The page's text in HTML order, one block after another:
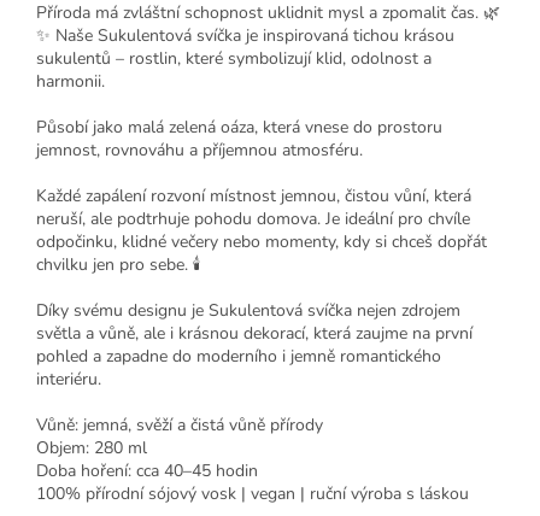
Příroda má zvláštní schopnost uklidnit mysl a zpomalit čas. 🌿
✨ Naše Sukulentová svíčka je inspirovaná tichou krásou
sukulentů – rostlin, které symbolizují klid, odolnost a
harmonii.
Působí jako malá zelená oáza, která vnese do prostoru
jemnost, rovnováhu a příjemnou atmosféru.
Každé zapálení rozvoní místnost jemnou, čistou vůní, která
neruší, ale podtrhuje pohodu domova. Je ideální pro chvíle
odpočinku, klidné večery nebo momenty, kdy si chceš dopřát
chvilku jen pro sebe. 🕯️
Díky svému designu je Sukulentová svíčka nejen zdrojem
světla a vůně, ale i krásnou dekorací, která zaujme na první
pohled a zapadne do moderního i jemně romantického
interiéru.
Vůně: jemná, svěží a čistá vůně přírody
Objem: 280 ml
Doba hoření: cca 40–45 hodin
100% přírodní sójový vosk | vegan | ruční výroba s láskou